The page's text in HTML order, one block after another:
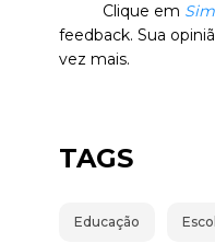
Clique em
feedback. Sua
vez mais.
TAGS
Educação